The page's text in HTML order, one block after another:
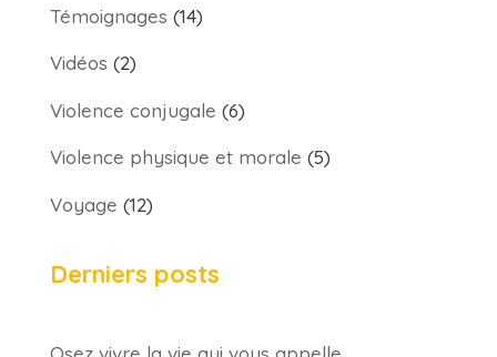
Témoignages (14)
Vidéos (2)
Violence conjugale (6)
Violence physique et morale (5)
Voyage (12)
Derniers posts